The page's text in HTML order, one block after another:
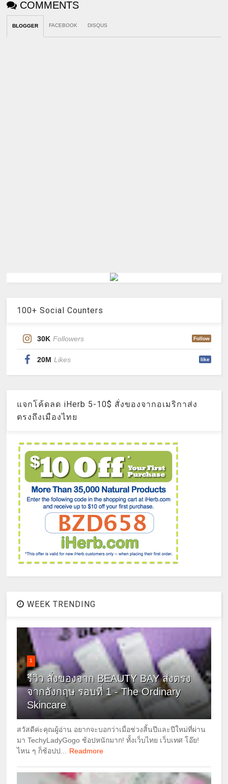
COMMENTS
BLOGGER FACEBOOK DISQUS
100+ Social Counters
30K Followers Follow
20M Likes like
แจกโค้ดลด iHerb 5-10$ สั่งของจากอเมริกาส่ง
ตรงถึงเมืองไทย
WEEK TRENDING
1
รีวิว สั่งของจาก BEAUTY BAY ส่งตรง
จากอังกฤษ รอบที่ 1 - The Ordinary
Skincare
สวัสดีค่ะคุณผู้อ่าน อยากจะบอกว่าเมื่อช่วงสิ้นปีและปีใหม่ที่ผ่าน
มา TechyLadyGogo ช้อปหนักมาก! ทั้งเว็บไทย เว็บเทศ โอ๊ย!
ไหน ๆ ก็ช้อปป...
Readmore